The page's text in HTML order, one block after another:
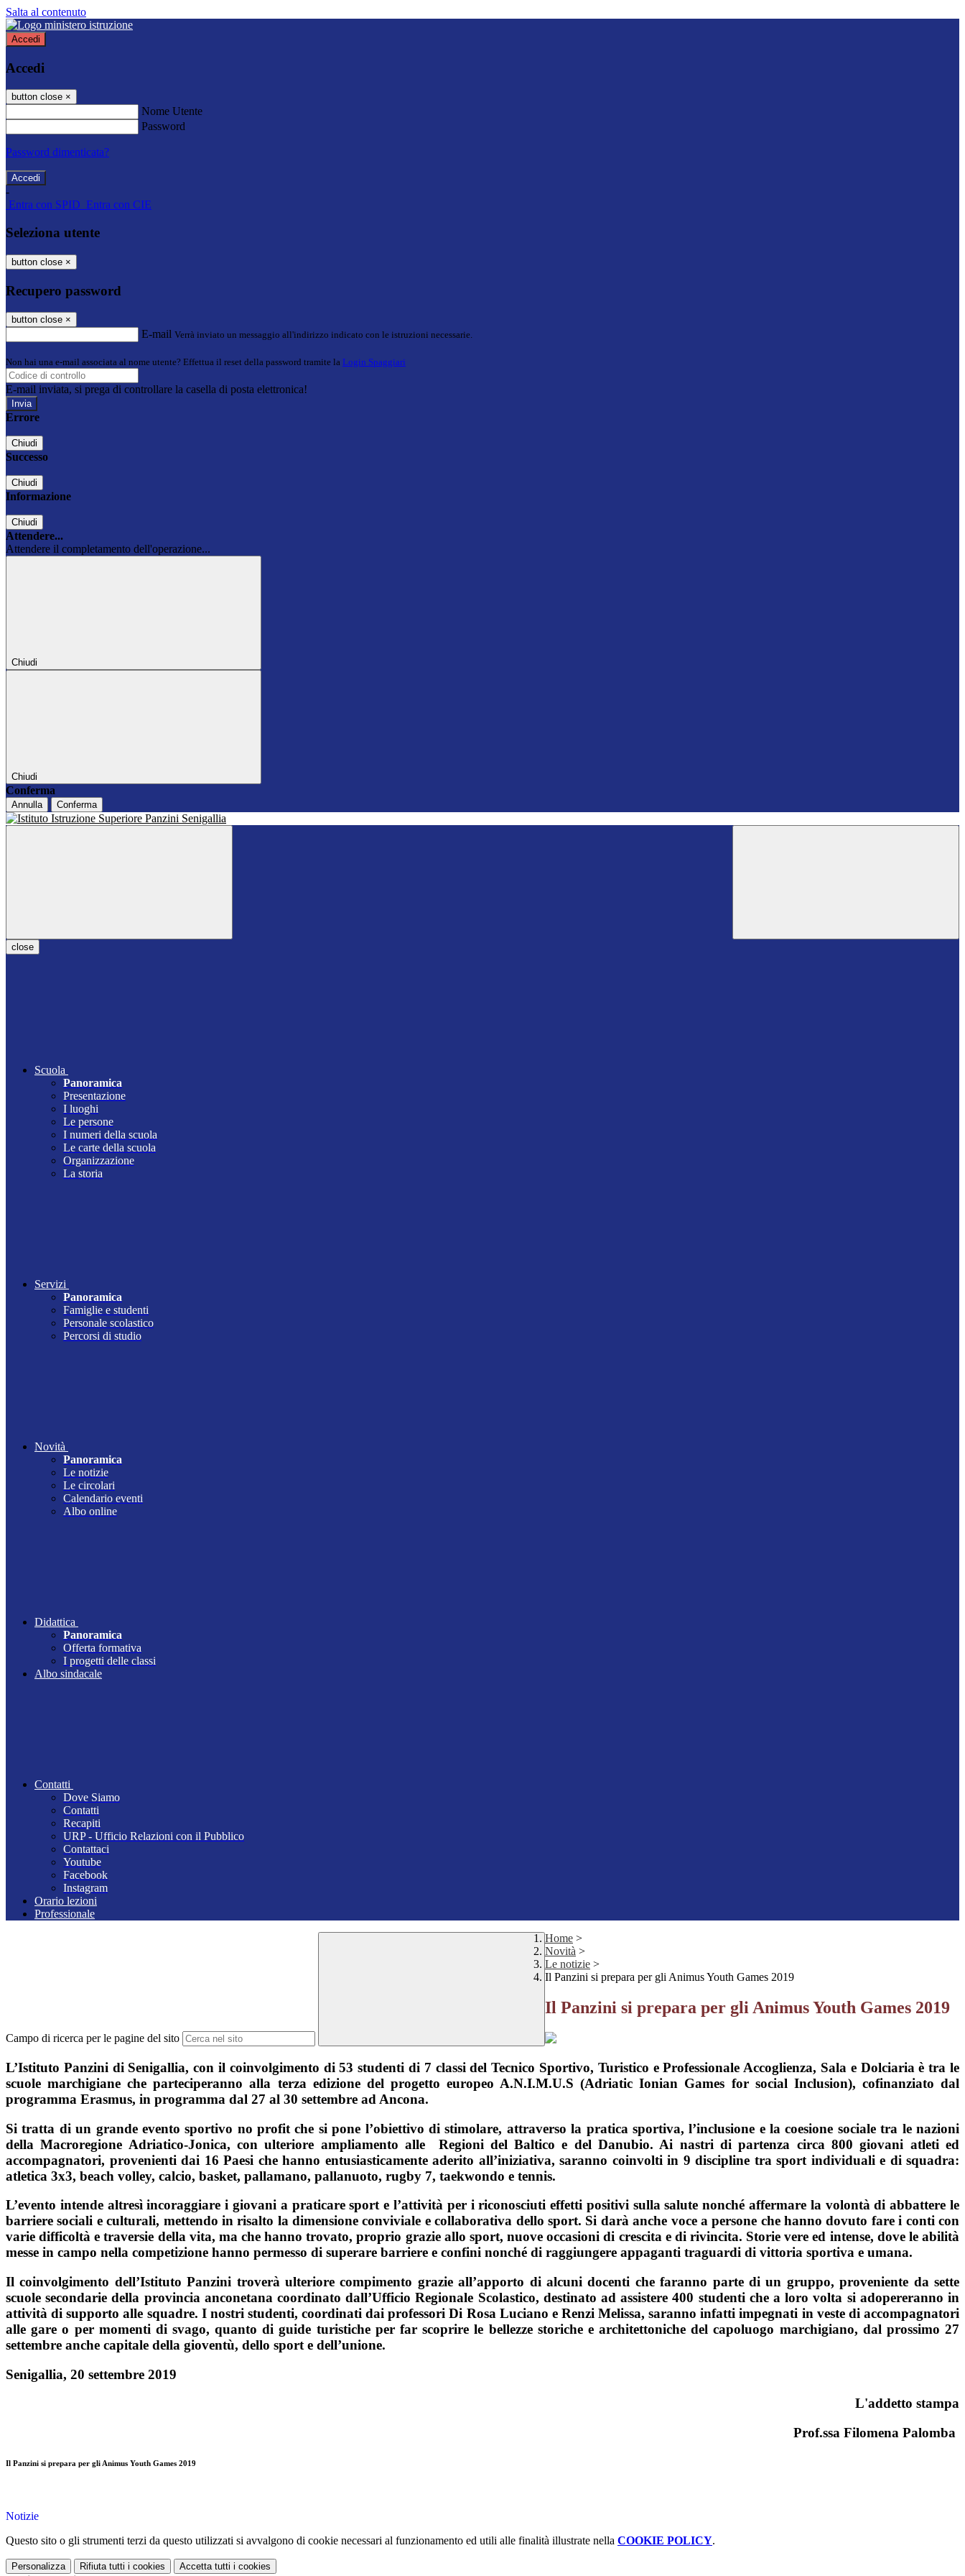
Salta al contenuto
Accedi
Accedi
button close ×
Nome Utente
Password
Password dimenticata?
-
Entra con SPID Entra con CIE
Seleziona utente
button close ×
Recupero password
button close ×
E-mail Verrà inviato un messaggio all'indirizzo indicato con le istruzioni necessarie.
Non hai una e-mail associata al nome utente? Effettua il reset della password tramite la Login Spaggiari
E-mail inviata, si prega di controllare la casella di posta elettronica!
Errore
Chiudi
Successo
Chiudi
Informazione
Chiudi
Attendere...
Attendere il completamento dell'operazione...
Chiudi
Chiudi
Conferma
Annulla Conferma
close
Scuola
Panoramica
Presentazione
I luoghi
Le persone
I numeri della scuola
Le carte della scuola
Organizzazione
La storia
Servizi
Panoramica
Famiglie e studenti
Personale scolastico
Percorsi di studio
Novità
Panoramica
Le notizie
Le circolari
Calendario eventi
Albo online
Didattica
Panoramica
Offerta formativa
I progetti delle classi
Albo sindacale
Contatti
Dove Siamo
Contatti
Recapiti
URP - Ufficio Relazioni con il Pubblico
Contattaci
Youtube
Facebook
Instagram
Orario lezioni
Professionale
Campo di ricerca per le pagine del sito
Home >
Novità >
Le notizie >
Il Panzini si prepara per gli Animus Youth Games 2019
Il Panzini si prepara per gli Animus Youth Games 2019
L’Istituto Panzini di Senigallia, con il coinvolgimento di 53 studenti di 7 classi del Tecnico Sportivo, Turistico e Professionale Accoglienza, Sala e Dolciaria è tra le
scuole marchigiane che parteciperanno alla terza edizione del progetto europeo A.N.I.M.U.S (Adriatic Ionian Games for social Inclusion), cofinanziato dal
programma Erasmus, in programma dal 27 al 30 settembre ad Ancona.
Si tratta di un grande evento sportivo no profit che si pone l’obiettivo di stimolare, attraverso la pratica sportiva, l’inclusione e la coesione sociale tra le nazioni
della Macroregione Adriatico-Jonica, con ulteriore ampliamento alle Regioni del Baltico e del Danubio. Ai nastri di partenza circa 800 giovani atleti ed
accompagnatori, provenienti dai 16 Paesi che hanno entusiasticamente aderito all’iniziativa, saranno coinvolti in 9 discipline tra sport individuali e di squadra:
atletica 3x3, beach volley, calcio, basket, pallamano, pallanuoto, rugby 7, taekwondo e tennis.
L’evento intende altresì incoraggiare i giovani a praticare sport e l’attività per i riconosciuti effetti positivi sulla salute nonché affermare la volontà di abbattere le
barriere sociali e culturali, mettendo in risalto la dimensione conviviale e collaborativa dello sport. Si darà anche voce a persone che hanno dovuto fare i conti con
varie difficoltà e traversie della vita, ma che hanno trovato, proprio grazie allo sport, nuove occasioni di crescita e di rivincita. Storie vere ed intense, dove le abilità
messe in campo nella competizione hanno permesso di superare barriere e confini nonché di raggiungere appaganti traguardi di vittoria sportiva e umana.
Il coinvolgimento dell’Istituto Panzini troverà ulteriore compimento grazie all’apporto di alcuni docenti che faranno parte di un gruppo, proveniente da sette
scuole secondarie della provincia anconetana coordinato dall’Ufficio Regionale Scolastico, destinato ad assistere 400 studenti che a loro volta si adopereranno in
attività di supporto alle squadre. I nostri studenti, coordinati dai professori Di Rosa Luciano e Renzi Melissa, saranno infatti impegnati in veste di accompagnatori
alle gare o per momenti di svago, quanto di guide turistiche per far scoprire le bellezze storiche e architettoniche del capoluogo marchigiano, dal prossimo 27
settembre anche capitale della gioventù, dello sport e dell’unione.
Senigallia, 20 settembre 2019
L'addetto stampa
Prof.ssa Filomena Palomba
Il Panzini si prepara per gli Animus Youth Games 2019
Notizie
Questo sito o gli strumenti terzi da questo utilizzati si avvalgono di cookie necessari al funzionamento ed utili alle finalità illustrate nella COOKIE POLICY.
Personalizza Rifiuta tutti i cookies Accetta tutti i cookies